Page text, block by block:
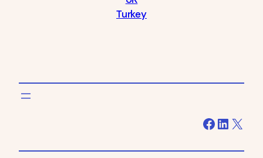
Turkey
Facebook LinkedIn X